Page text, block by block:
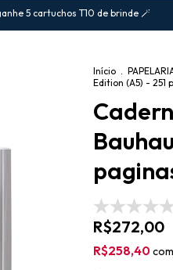
5 cartuchos T10 de brinde 🪄
Início .
Edition (A5) - 251
R$272,00
R$258,40com